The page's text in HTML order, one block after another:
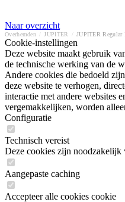
Naar overzicht
Overhemden JUPITER JUPITER Regular
Cookie-instellingen
Deze website maakt gebruik
de technische werking van de
Andere cookies die bedoeld
deze website te verhogen,
interactie met andere websites
vergemakkelijken, worden
Configuratie
Technisch vereist
Deze cookies zijn noodzakelijk
Aangepaste caching
Accepteer alle cookies cookie